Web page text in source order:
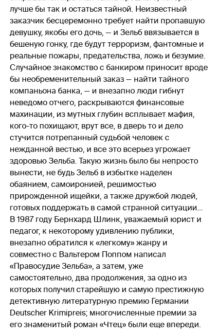
лучше бы так и остаться тайной. Неизвестный
заказчик бесцеремонно требует найти пропавшую
девушку, якобы его дочь, — и Зельб ввязывается в
бешеную гонку, где будут терроризм, фантомные и
реальные пожары, предательства, ложь и безумие.
Случайное знакомство с банкиром приносит вроде
бы необременительный заказ — найти тайного
компаньона банка, — и внезапно люди гибнут
неведомо отчего, раскрываются финансовые
махинации, из мутных глубин всплывает мафия,
кого-то похищают, врут все, в дверь то и дело
стучится потрепанный судьбой человек с
нежданной вестью, и все это всерьез угрожает
здоровью Зельба. Такую жизнь было бы непросто
вынести, не будь Зельб в избытке наделен
обаянием, самоиронией, решимостью
прирожденной ищейки, а также дружбой людей,
готовых поддержать в самой странной ситуации...
В 1987 году Бернхард Шлинк, уважаемый юрист и
педагог, к некоторому удивлению публики,
внезапно обратился к «легкому» жанру и
совместно с Вальтером Поппом написал
«Правосудие Зельба», а затем, уже
самостоятельно, два продолжения, за одно из
которых получил старейшую и самую престижную
детективную литературную премию Германии
Deutscher Krimipreis; многочисленные премии за
его знаменитый роман «Чтец» были еще впереди.